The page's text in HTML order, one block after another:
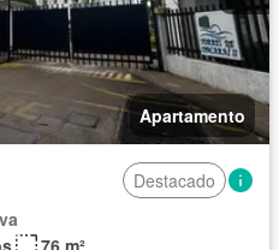
Apartamento
Destacado
76 m²